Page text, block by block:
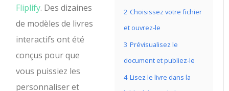
2 Choisissez votre fichier
et ouvrez-le
3 Prévisualisez le
document et publiez-le
4 Lisez le livre dans la
Fliplify. Des dizaines
de modèles de livres
interactifs ont été
conçus pour que
vous puissiez les
personnaliser et